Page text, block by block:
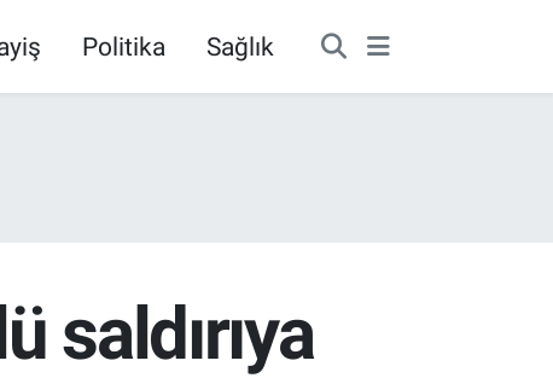
Politika Sağlık
saldırıya